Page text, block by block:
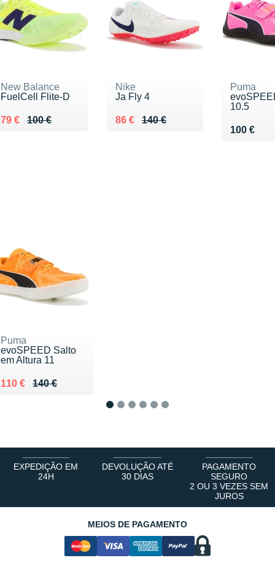
New Balance
FuelCell Flite-D
100 €
Au lieu de 100 €
79 €
Vendu 79 €
Nike
Ja Fly 4
140 €
Au lieu de 140 €
86 €
Vendu 86 €
Puma
10.5
100 €
Vendu
Puma
evoSPEED Salto
em Altura 11
140 €
Au lieu de 140 €
110 €
Vendu 110 €
EXPEDIÇÃO EM
24H
DEVOLUÇÃO ATÉ
30 DIAS
PAGAMENTO
SEGURO
2 OU 3 VEZES SEM
JUROS
MEIOS DE PAGAMENTO